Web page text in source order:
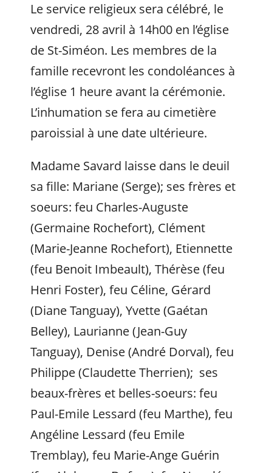
Le service religieux sera célébré, le
vendredi, 28 avril à 14h00 en l’église
de St-Siméon. Les membres de la
famille recevront les condoléances à
l’église 1 heure avant la cérémonie.
L’inhumation se fera au cimetière
paroissial à une date ultérieure.
Madame Savard laisse dans le deuil
sa fille: Mariane (Serge); ses frères et
soeurs: feu Charles-Auguste
(Germaine Rochefort), Clément
(Marie-Jeanne Rochefort), Etiennette
(feu Benoit Imbeault), Thérèse (feu
Henri Foster), feu Céline, Gérard
(Diane Tanguay), Yvette (Gaétan
Belley), Laurianne (Jean-Guy
Tanguay), Denise (André Dorval), feu
Philippe (Claudette Therrien); ses
beaux-frères et belles-soeurs: feu
Paul-Emile Lessard (feu Marthe), feu
Angéline Lessard (feu Emile
Tremblay), feu Marie-Ange Guérin